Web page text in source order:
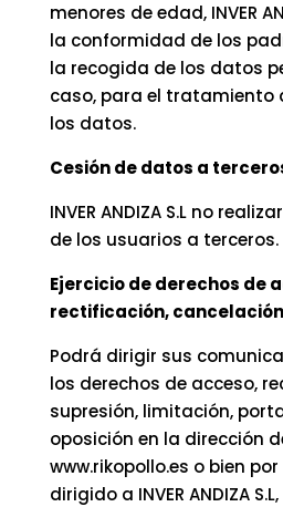
menores de edad, INVER
la conformidad de los
la recogida de los datos
caso, para el
los datos.
Cesión de datos a
INVER ANDIZA S.L no
de los usuarios a terceros.
Ejercicio de derechos de
rectificación,
Podrá dirigir sus
los derechos de acceso,
supresión, limitación,
oposición en la dirección
www.rikopollo.es o bien
dirigido a INVER ANDIZA S.L,